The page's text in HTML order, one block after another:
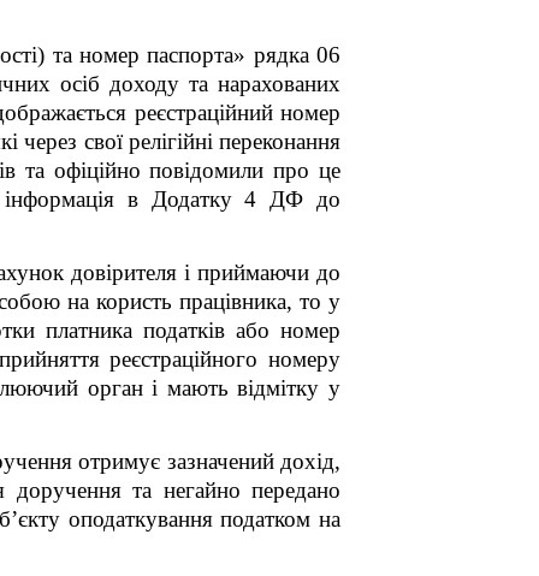
та номер паспорта» рядка 06
осіб доходу та нарахованих
реєстраційний номер
через свої релігійні переконання
та офіційно повідомили про це
інформація в Додатку 4 ДФ до
довірителя і приймаючи до
на користь працівника, то у
платника податків або номер
реєстраційного номеру
орган і мають відмітку у
отримує зазначений дохід,
доручення та негайно передано
оподаткування податком на